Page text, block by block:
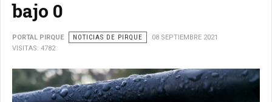
bajo 0
PORTAL PIRQUE NOTICIAS DE PIRQUE
08 SEPTIEMBRE 2021
VISITAS: 4782